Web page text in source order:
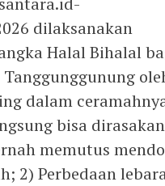
dilaksanakan
Halal Bihalal
dalam
bisa
memutus
2) Perbedaan